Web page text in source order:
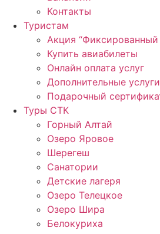
Контакты
Туристам
Акция “Фиксированный
Купить авиабилеты
Онлайн оплата услуг
Дополнительные услуги
Подарочный
Туры СТК
Горный Алтай
Озеро Яровое
Шерегеш
Санатории
Детские лагеря
Озеро Телецкое
Озеро Шира
Белокуриха